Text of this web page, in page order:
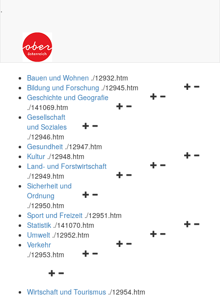
.
Bauen und Wohnen ./12932.htm
Navigationsmenü
Bildung und Forschung ./12945.htm
Navigationsmenü
Geschichte und Geografie
./141069.htm
Navigationsmenü
und
schließen
Gesellschaft
und Soziales
./12946.htm
Gesundheit ./12947.htm
Navigationsmenü
Kultur ./12948.htm
Navigationsmenü
Land- und Forstwirtschaft
./12949.htm
Navigationsmenü
und
schließen
Sicherheit und
Ordnung
./12950.htm
Sport und Freizeit ./12951.htm
Navigationsmenü
Statistik ./141070.htm
Navigationsmenü
Umwelt ./12952.htm
Navigationsmenü
Verkehr
./12953.htm
Navigationsmenü
und
Wirtschaft und Tourismus ./12954.htm